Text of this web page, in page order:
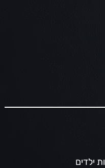
ילדים